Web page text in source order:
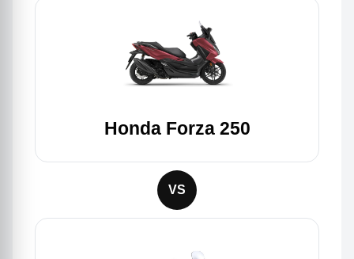
Honda Forza 250
VS